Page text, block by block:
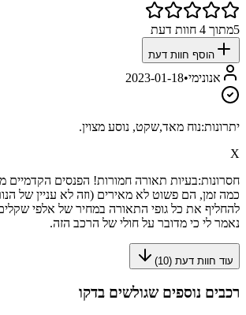
5מתוך 4 חוות דעת
הוסף חוות דעת
אנונימי•
2023-01-18
יתרונות:נוח מאד,שקט, נוסע מצוין.
X
חסרונות:בעיות תאורה חמורות! הפנסים
כמה זמן, הם פשוט לא מאירים (וזה לא עניין של
להחליף את כל גופי התאורה במחיר של אלפי
נאמר לי כי מדובר על חולי של הרכב הזה.
עוד חוות דעת (10
)
רכבים נוספים שגולשים בדקו